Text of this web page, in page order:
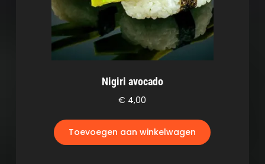
Nigiri avocado
€ 4,00
Toevoegen aan winkelwagen